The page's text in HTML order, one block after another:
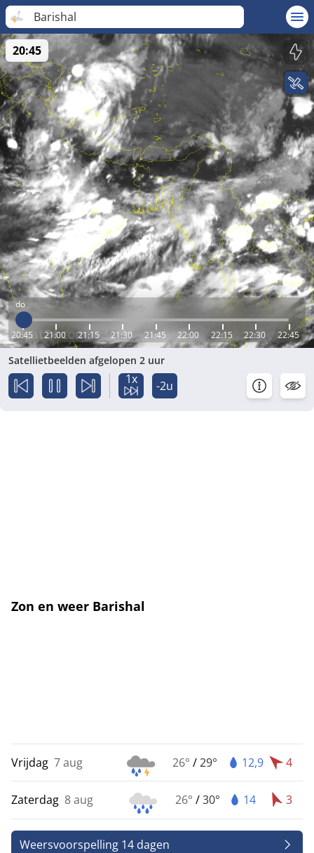
Barishal
do
20:45 21:00 21:15 21:30 21:45 22:00 22:15 22:30 22:45
20:45
Satellietbeelden afgelopen 2 uur
1x -2u
Zon en weer Barishal
Vrijdag 7 aug 26° /29° 12,9 4
Zaterdag 8 aug 26° /30° 14 3
Weersvoorspelling 14 dagen